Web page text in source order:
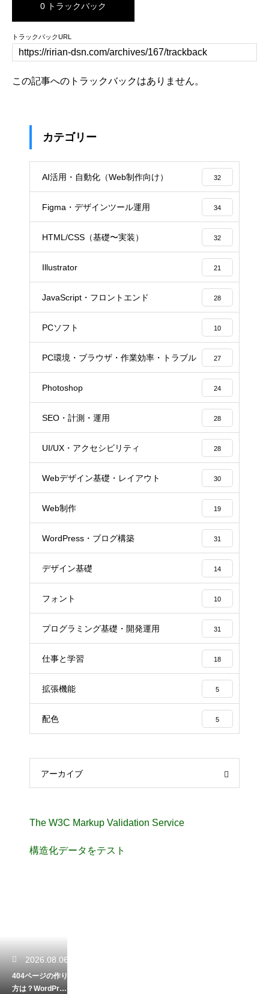
0 トラックバック
トラックバックURL
この記事へのトラックバックはありません。
カテゴリー
AI活用・自動化（Web制作向け） 32
Figma・デザインツール運用 34
HTML/CSS（基礎〜実装） 32
Illustrator 21
JavaScript・フロントエンド 28
PCソフト 10
PC環境・ブラウザ・作業効率・トラブル 27
Photoshop 24
SEO・計測・運用 28
UI/UX・アクセシビリティ 28
Webデザイン基礎・レイアウト 30
Web制作 19
WordPress・ブログ構築 31
デザイン基礎 14
フォント 10
プログラミング基礎・開発運用 31
仕事と学習 18
拡張機能 5
配色 5
アーカイブ
The W3C Markup Validation Service
構造化データをテスト
2026.08.06
404ページの作り
方は？WordPres